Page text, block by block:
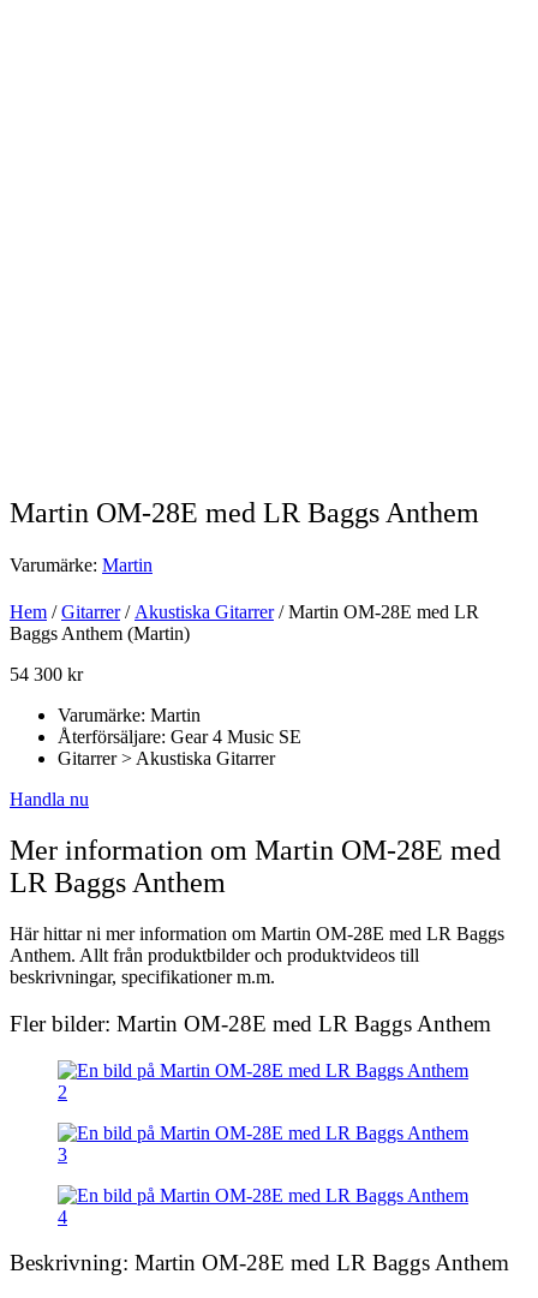
Martin OM-28E med LR Baggs Anthem
Varumärke: Martin
Hem /Gitarrer/Akustiska Gitarrer/ Martin OM-28E med LR
Baggs Anthem (Martin)
54 300 kr
Varumärke: Martin
Återförsäljare: Gear 4 Music SE
Gitarrer > Akustiska Gitarrer
Handla nu
Mer information om Martin OM-28E med
LR Baggs Anthem
Här hittar ni mer information om Martin OM-28E med LR Baggs
Anthem. Allt från produktbilder och produktvideos till
beskrivningar, specifikationer m.m.
Fler bilder: Martin OM-28E med LR Baggs Anthem
Beskrivning: Martin OM-28E med LR Baggs Anthem